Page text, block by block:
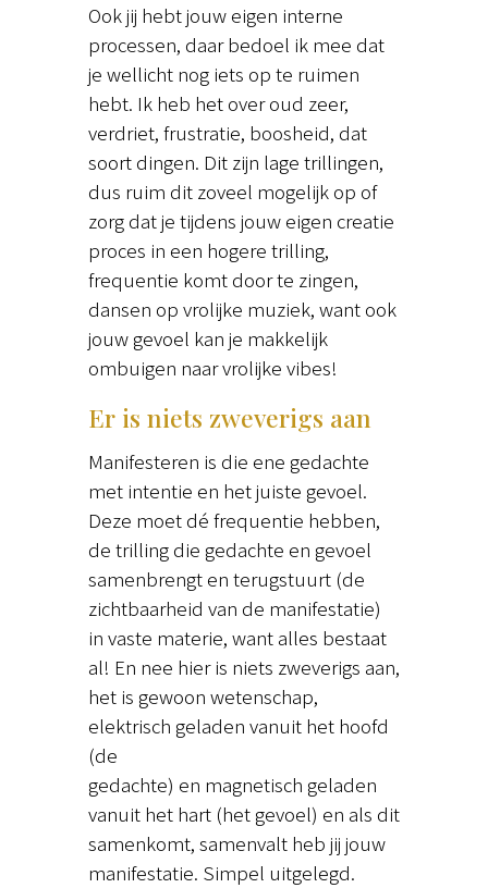
Ook jij hebt jouw eigen interne
processen, daar bedoel ik mee dat
je wellicht nog iets op te ruimen
hebt. Ik heb het over oud zeer,
verdriet, frustratie, boosheid, dat
soort dingen. Dit zijn lage trillingen,
dus ruim dit zoveel mogelijk op of
zorg dat je tijdens jouw eigen creatie
proces in een hogere trilling,
frequentie komt door te zingen,
dansen op vrolijke muziek, want ook
jouw gevoel kan je makkelijk
ombuigen naar vrolijke vibes!
Er is niets zweverigs aan
Manifesteren is die ene gedachte
met intentie en het juiste gevoel.
Deze moet dé frequentie hebben,
de trilling die gedachte en gevoel
samenbrengt en terugstuurt (de
zichtbaarheid van de manifestatie)
in vaste materie, want alles bestaat
al! En nee hier is niets zweverigs aan,
het is gewoon wetenschap,
elektrisch geladen vanuit het hoofd
(de
gedachte) en magnetisch geladen
vanuit het hart (het gevoel) en als dit
samenkomt, samenvalt heb jij jouw
manifestatie. Simpel uitgelegd.